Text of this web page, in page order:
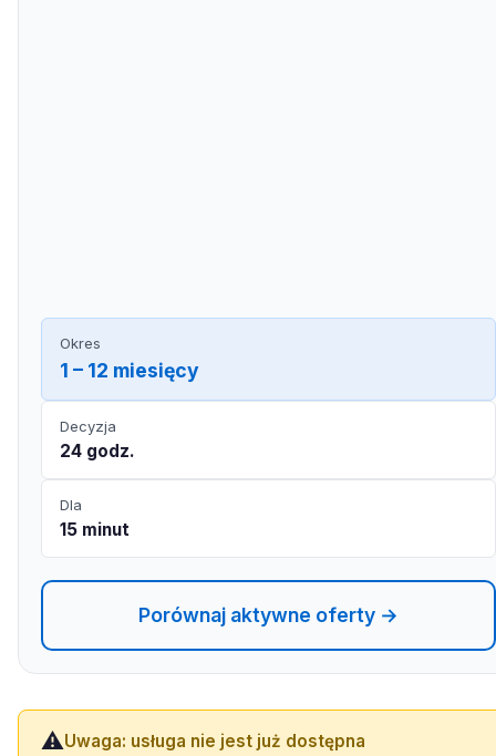
Okres
1 – 12 miesięcy
Decyzja
24 godz.
Dla
15 minut
Porównaj aktywne oferty →
⚠️Uwaga: usługa nie jest już dostępna